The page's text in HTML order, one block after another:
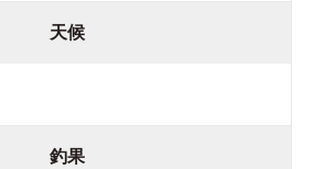
天候
釣果